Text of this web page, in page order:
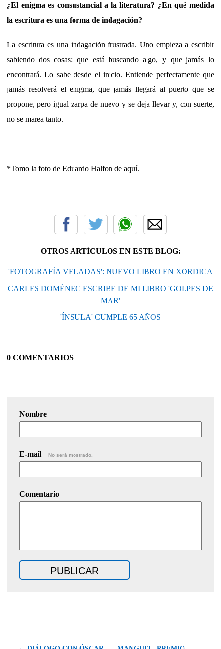
¿El enigma es consustancial a la literatura? ¿En qué medida
la escritura es una forma de indagación?
La escritura es una indagación frustrada. Uno empieza a escribir
sabiendo dos cosas: que está buscando algo, y que jamás lo
encontrará. Lo sabe desde el inicio. Entiende perfectamente que
jamás resolverá el enigma, que jamás llegará al puerto que se
propone, pero igual zarpa de nuevo y se deja llevar y, con suerte,
no se marea tanto.
*Tomo la foto de Eduardo Halfon de aquí.
OTROS ARTÍCULOS EN ESTE BLOG:
'FOTOGRAFÍA VELADAS': NUEVO LIBRO EN XORDICA
CARLES DOMÈNEC ESCRIBE DE MI LIBRO 'GOLPES DE
MAR'
'ÍNSULA' CUMPLE 65 AÑOS
0 COMENTARIOS
Nombre
E-mail No será mostrado.
Comentario